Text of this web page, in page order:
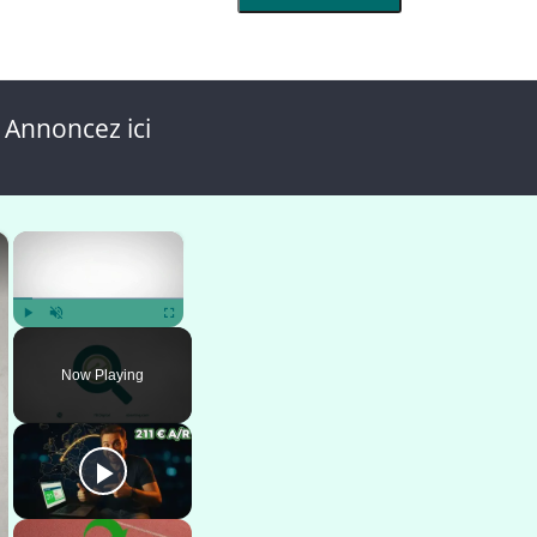
ici
×
Fullscreen
Now Playing